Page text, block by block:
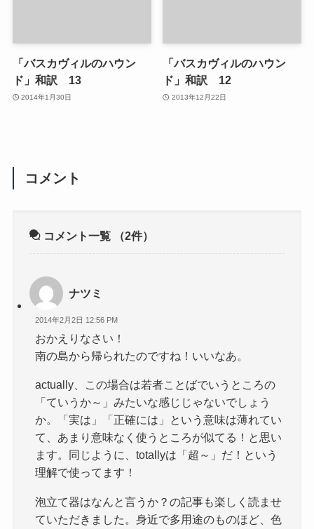
「バスカヴィルのハウン
ド」和訳 13
2014年1月30日
「バスカヴィルのハウン
ド」和訳 12
2013年12月22日
コメント
コメント一覧 （2件）
ナツミ
2014年2月2日 12:56 PM
おかえりなさい！
南の島から帰られたのですね！いいなあ。
actually、この場合は若者ことばでいうところの
「ていうか～」みたいな感じじゃないでしょう
か。「実は」「正確には」という意味は薄れてい
て、あまり意味なく使うところが似てる！と思い
ます。同じように、totallyは「超～」だ！という
理解で使ってます！
泡立て器はなんと言うか？の記事も楽しく読ませ
ていただきました。身近で多用途のものほど、色